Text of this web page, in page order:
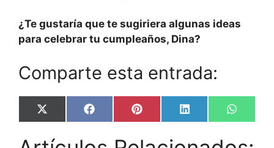
¿Te gustaría que te sugiriera algunas ideas
para celebrar tu cumpleaños, Dina?
Comparte esta entrada:
Share
on
X
(
w
Share
on
F
a
e
Share
on
P
i
Share
on
L
i
k
Share
on
W
h
t